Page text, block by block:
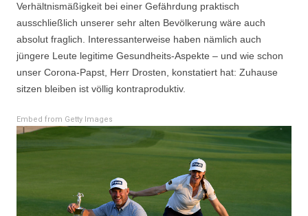
Verhältnismäßigkeit bei einer Gefährdung praktisch
ausschließlich unserer sehr alten Bevölkerung wäre auch
absolut fraglich. Interessanterweise haben nämlich auch
jüngere Leute legitime Gesundheits-Aspekte – und wie schon
unser Corona-Papst, Herr Drosten, konstatiert hat: Zuhause
sitzen bleiben ist völlig kontraproduktiv.
Embed from Getty Images